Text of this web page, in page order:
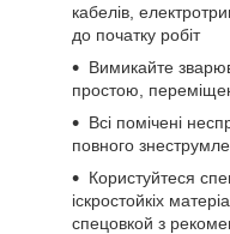
кабелів,
до початку робіт
Вимикайте
простою,
Всі помічені
повного
Користуйтеся
іскростойкіх
спецовкой з